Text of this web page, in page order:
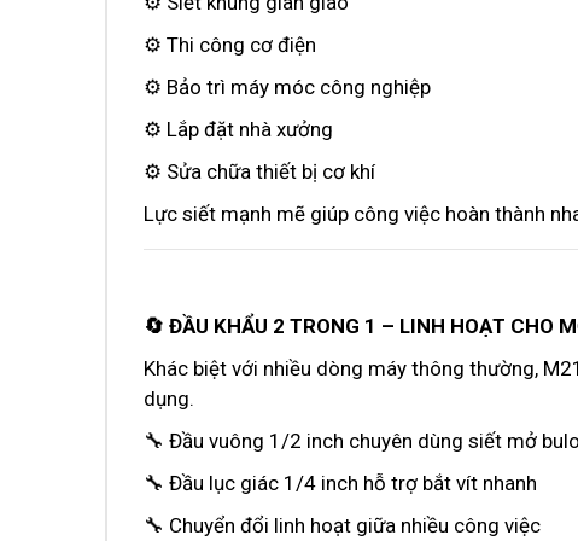
⚙️ Thi công cơ điện
⚙️ Bảo trì máy móc công nghiệp
⚙️ Lắp đặt nhà xưởng
⚙️ Sửa chữa thiết bị cơ khí
Lực siết mạnh mẽ giúp công việc hoàn thành
🔄 ĐẦU KHẨU 2 TRONG 1 – LINH HOẠT CHO
Khác biệt với nhiều dòng máy thông thường,
dụng.
🔧 Đầu vuông 1/2 inch chuyên dùng siết mở
🔧 Đầu lục giác 1/4 inch hỗ trợ bắt vít nhanh
🔧 Chuyển đổi linh hoạt giữa nhiều công việc